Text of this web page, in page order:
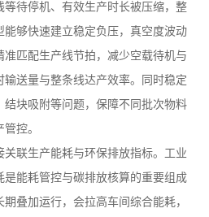
等待停机、有效生产时长被压缩，整
够快速建立稳定负压，真空度波动
匹配生产线节拍，减少空载待机与
送量与整条线达产效率。同时稳定
结块吸附等问题，保障不同批次物料
控。
联生产能耗与环保排放指标。工业
能耗管控与碳排放核算的重要组成
叠加运行，会拉高车间综合能耗，